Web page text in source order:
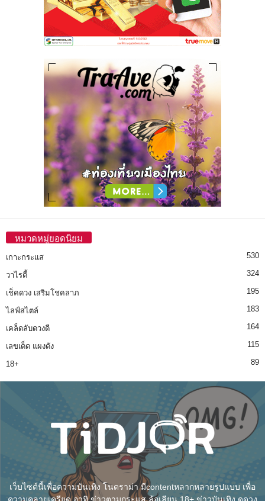
หมวดหมู่ยอดนิยม
เกาะกระแส 530
วาไรตี้ 324
เช็คดวง เสริมโชคลาภ 195
ไลฟ์สไตล์ 183
เคล็ดลับดวงดี 164
เลขเด็ด แผงดัง 115
18+ 89
เว็บไซต์นี้เพื่อความบันเทิง โนดราม่า มีcontentหลากหลายรูปแบบ เพื่อ
ความคลายเครียด อาทิ ข่าวตามกระแส ล้อเลียน 18+ ข่าวบันเทิง ดูดวง